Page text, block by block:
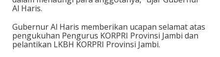
Al Haris.
Gubernur Al Haris memberikan ucapan selamat atas
pengukuhan Pengurus KORPRI Provinsi Jambi dan
pelantikan LKBH KORPRI Provinsi Jambi.